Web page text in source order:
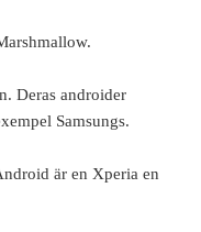
Deras androider
Samsungs.
är en Xperia en